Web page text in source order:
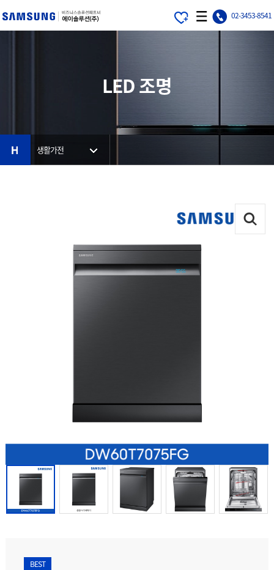
가
기
에
이
MOBILE
MENU
02-3453-8541
LED 조명
생활가전
BEST
ZOOM